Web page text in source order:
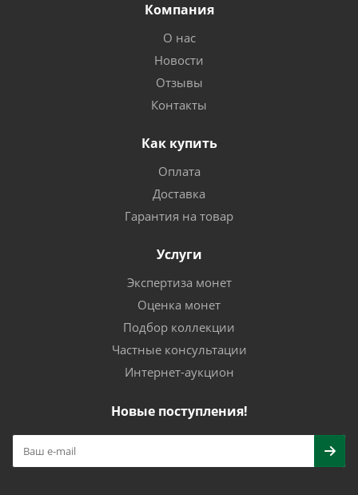
Компания
О нас
Новости
Отзывы
Контакты
Как купить
Оплата
Доставка
Гарантия на товар
Услуги
Экспертиза монет
Оценка монет
Подбор коллекции
Частные консультации
Интернет-аукцион
Новые поступления!